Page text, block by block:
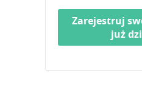
Zarejestruj
już